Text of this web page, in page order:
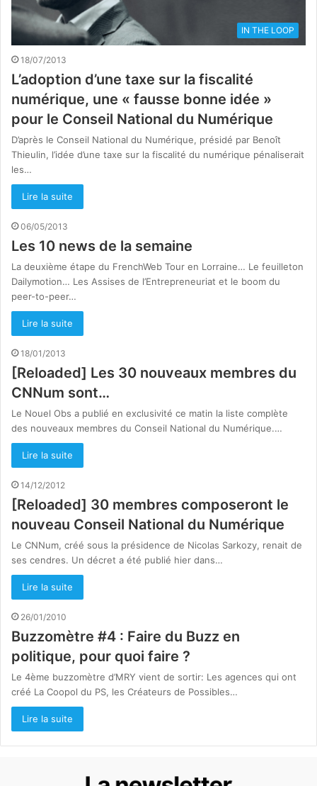
IN THE LOOP
18/07/2013
L’adoption d’une taxe sur la fiscalité
numérique, une « fausse bonne idée »
pour le Conseil National du Numérique
D’après le Conseil National du Numérique, présidé par Benoît
Thieulin, l’idée d’une taxe sur la fiscalité du numérique pénaliserait
les…
Lire la suite
06/05/2013
Les 10 news de la semaine
La deuxième étape du FrenchWeb Tour en Lorraine… Le feuilleton
Dailymotion… Les Assises de l’Entrepreneuriat et le boom du
peer-to-peer…
Lire la suite
18/01/2013
[Reloaded] Les 30 nouveaux membres du
CNNum sont…
Le Nouel Obs a publié en exclusivité ce matin la liste complète
des nouveaux membres du Conseil National du Numérique.…
Lire la suite
14/12/2012
[Reloaded] 30 membres composeront le
nouveau Conseil National du Numérique
Le CNNum, créé sous la présidence de Nicolas Sarkozy, renait de
ses cendres. Un décret a été publié hier dans…
Lire la suite
26/01/2010
Buzzomètre #4 : Faire du Buzz en
politique, pour quoi faire ?
Le 4ème buzzomètre d’MRY vient de sortir: Les agences qui ont
créé La Coopol du PS, les Créateurs de Possibles…
Lire la suite